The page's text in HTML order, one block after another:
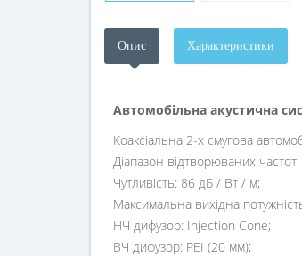
Опис Характеристики
Автомобільна акустична
Коаксіальна 2-х смугова
Діапазон відтворюваних
Чутливість: 86 дБ / Вт / м;
Максимальна вихідна
НЧ дифузор: Injection Cone;
ВЧ дифузор: PEI (20 мм);